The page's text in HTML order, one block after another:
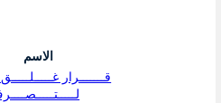
الاسم
قـــــــرار غـــــلـــــق